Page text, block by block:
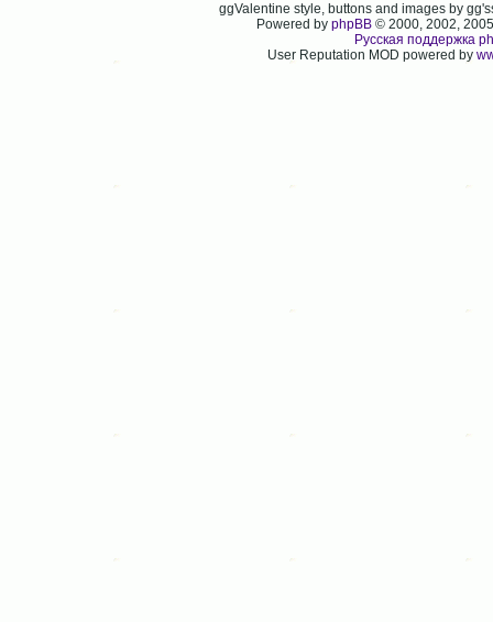
ggValentine style, buttons and images by
Powered byphpBB © 2000, 2002,
Русская поддержка
User Reputation MOD powered by